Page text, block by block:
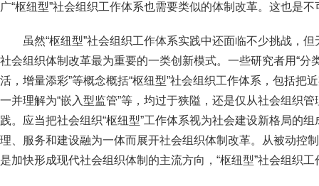
广“枢纽型”社会组织工作体系也需要类似的体制改革。这也是
虽然“枢纽型”社会组织工作体系实践中还面临不少挑战，
社会组织体制改革最为重要的一类创新模式。一些研究者用“分
活，增量添彩”等概念概括“枢纽型”社会组织工作体系，包括把
一并理解为“嵌入型监管”等，均过于狭隘，还是仅从社会组织管
践。应当把社会组织“枢纽型”工作体系视为社会建设新格局的
理、服务和建设融为一体而展开社会组织体制改革。从被动控
是加快形成现代社会组织体制的主流方向，“枢纽型”社会组织